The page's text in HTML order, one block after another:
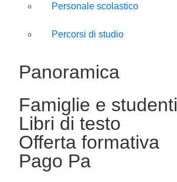
Personale scolastico
Percorsi di studio
Panoramica
Famiglie e studenti
Libri di testo
Offerta formativa
Pago Pa